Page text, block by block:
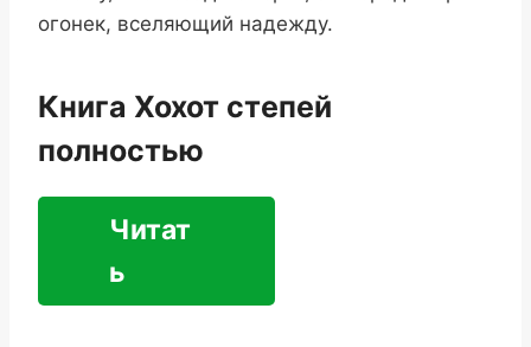
огонек, вселяющий надежду.
Книга Хохот степей
полностью
Читат
ь